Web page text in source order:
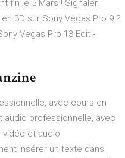
fin le 5 Mars ! Signaler.
3D sur Sony Vegas Pro 9 ?
Vegas Pro 13 Edit -
avec cours en
audio professionnelle, avec
vidéo et audio
insérer un texte dans